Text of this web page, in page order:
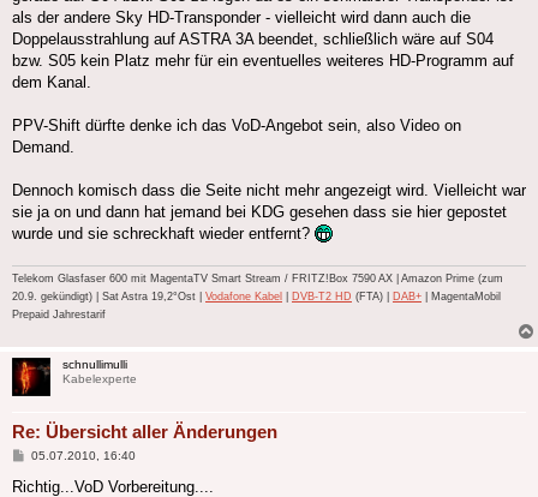
als der andere Sky HD-Transponder - vielleicht wird dann auch die
Doppelausstrahlung auf ASTRA 3A beendet, schließlich wäre auf S04
bzw. S05 kein Platz mehr für ein eventuelles weiteres HD-Programm auf
dem Kanal.
PPV-Shift dürfte denke ich das VoD-Angebot sein, also Video on
Demand.
Dennoch komisch dass die Seite nicht mehr angezeigt wird. Vielleicht war
sie ja on und dann hat jemand bei KDG gesehen dass sie hier gepostet
wurde und sie schreckhaft wieder entfernt?
Telekom Glasfaser 600 mit MagentaTV Smart Stream / FRITZ!Box 7590 AX | Amazon Prime (zum
20.9. gekündigt) | Sat Astra 19,2°Ost | Vodafone Kabel DVB-T2 HD (FTA) | DAB+ | MagentaMobil
Prepaid Jahrestarif
schnullimulli
Kabelexperte
Re: Übersicht aller Änderungen
Beitrag
05.07.2010, 16:40
Richtig...VoD Vorbereitung....